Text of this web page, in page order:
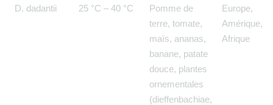
D. dadantii 25 °C – 40 °C
Pomme de
terre, tomate,
maïs, ananas,
banane, patate
douce, plantes
ornementales
(dieffenbachiae,
Europe,
Amérique,
Afrique